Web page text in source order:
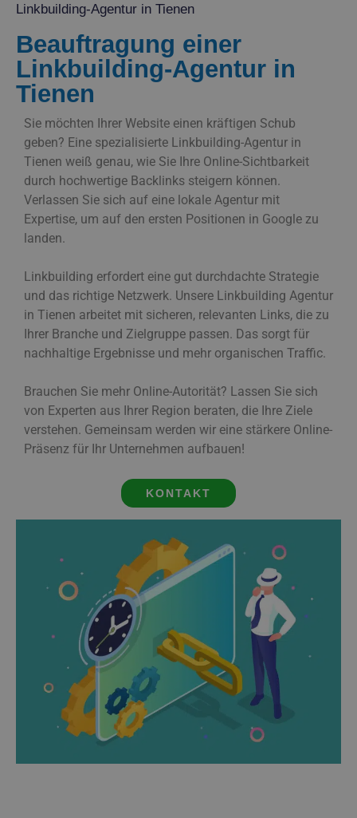
Linkbuilding-Agentur in Tienen
Beauftragung einer
Linkbuilding-Agentur in
Tienen
Sie möchten Ihrer Website einen kräftigen Schub
geben? Eine spezialisierte Linkbuilding-Agentur in
Tienen weiß genau, wie Sie Ihre Online-Sichtbarkeit
durch hochwertige Backlinks steigern können.
Verlassen Sie sich auf eine lokale Agentur mit
Expertise, um auf den ersten Positionen in Google zu
landen.
Linkbuilding erfordert eine gut durchdachte Strategie
und das richtige Netzwerk. Unsere Linkbuilding Agentur
in Tienen arbeitet mit sicheren, relevanten Links, die zu
Ihrer Branche und Zielgruppe passen. Das sorgt für
nachhaltige Ergebnisse und mehr organischen Traffic.
Brauchen Sie mehr Online-Autorität? Lassen Sie sich
von Experten aus Ihrer Region beraten, die Ihre Ziele
verstehen. Gemeinsam werden wir eine stärkere Online-
Präsenz für Ihr Unternehmen aufbauen!
KONTAKT